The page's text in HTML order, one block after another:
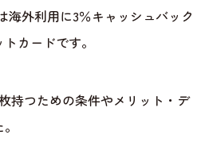
海外利用に3％キャッシュバック
カードです。
持つための条件やメリット・デ